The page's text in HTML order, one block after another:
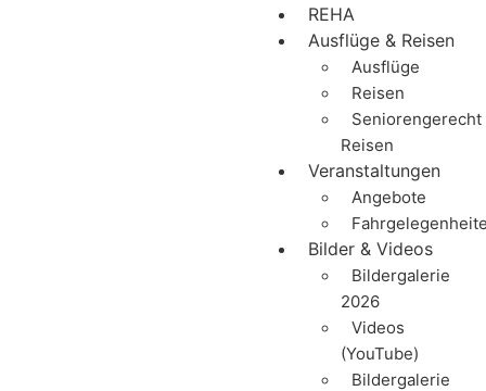
REHA
Ausflüge & Reisen
Ausflüge
Reisen
Seniorengerecht
Reisen
Veranstaltungen
Angebote
Bilder & Videos
Bildergalerie
2026
Videos
(YouTube)
Bildergalerie